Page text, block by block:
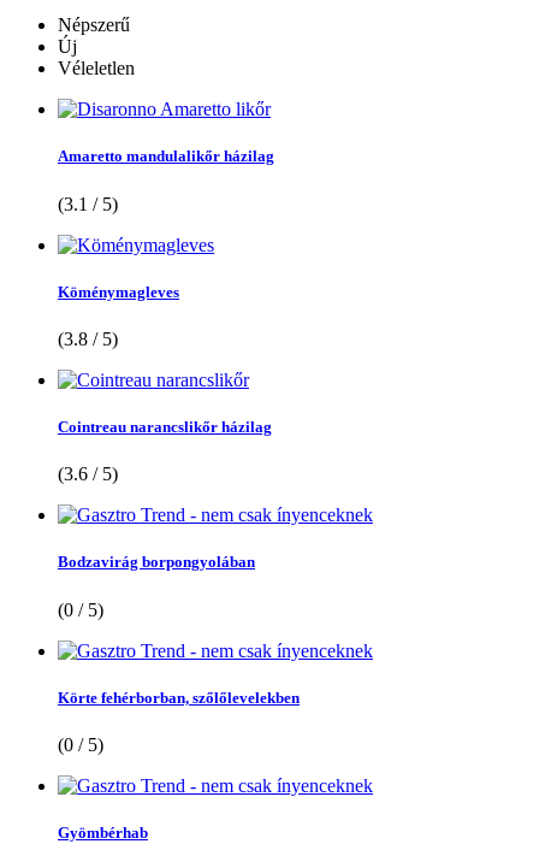
Népszerű
Új
Véleletlen
Amaretto mandulalikőr házilag
(3.1 / 5)
Köménymagleves
(3.8 / 5)
Cointreau narancslikőr házilag
(3.6 / 5)
Bodzavirág borpongyolában
(0 / 5)
Körte fehérborban, szőlőlevelekben
(0 / 5)
Gyömbérhab